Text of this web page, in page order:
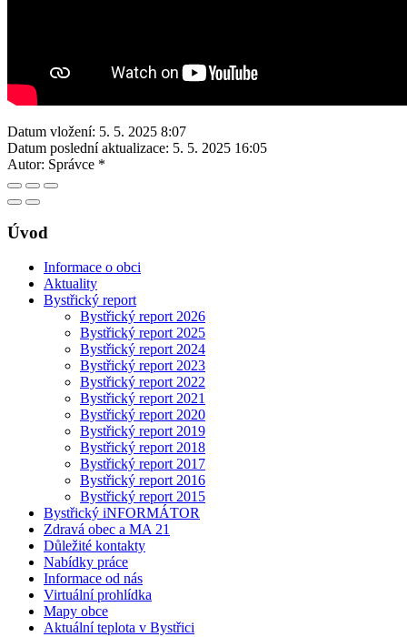
Datum vložení: 5. 5. 2025 8:07
Datum poslední aktualizace: 5. 5. 2025 16:05
Autor: Správce *
Úvod
Informace o obci
Aktuality
Bystřický report
Bystřický report 2026
Bystřický report 2025
Bystřický report 2024
Bystřický report 2023
Bystřický report 2022
Bystřický report 2021
Bystřický report 2020
Bystřický report 2019
Bystřický report 2018
Bystřický report 2017
Bystřický report 2016
Bystřický report 2015
Bystřický iNFORMÁTOR
Zdravá obec a MA 21
Důležité kontakty
Nabídky práce
Informace od nás
Virtuální prohlídka
Mapy obce
Aktuální teplota v Bystřici